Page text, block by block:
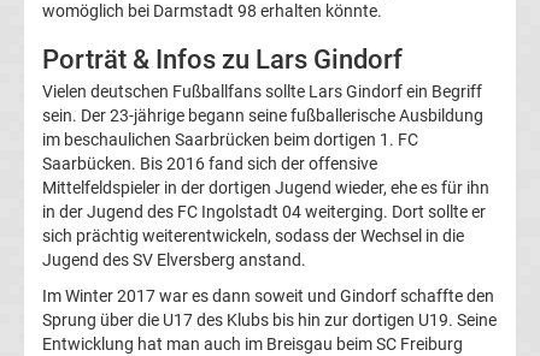
Bielefeld
Transfergerüchte
Bayer
Leverkusen
Transfergerüchte
Bayern
womöglich bei Darmstadt 98 erhalten könnte.
Porträt & Infos zu Lars Gindorf
Vielen deutschen Fußballfans sollte Lars Gindorf ein Begriff
sein. Der 23-jährige begann seine fußballerische Ausbildung
im beschaulichen Saarbrücken beim dortigen 1. FC
Saarbücken. Bis 2016 fand sich der offensive
Mittelfeldspieler in der dortigen Jugend wieder, ehe es für ihn
in der Jugend des FC Ingolstadt 04 weiterging. Dort sollte er
sich prächtig weiterentwickeln, sodass der Wechsel in die
Jugend des SV Elversberg anstand.
Im Winter 2017 war es dann soweit und Gindorf schaffte den
Sprung über die U17 des Klubs bis hin zur dortigen U19. Seine
Entwicklung hat man auch im Breisgau beim SC Freiburg